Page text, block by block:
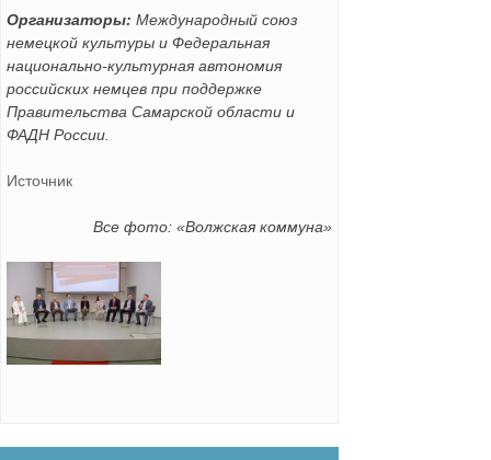
Организаторы: Международный союз
немецкой культуры и Федеральная
национально-культурная автономия
российских немцев при поддержке
Правительства Самарской области и
ФАДН России.
Источник
Все фото: «Волжская коммуна»